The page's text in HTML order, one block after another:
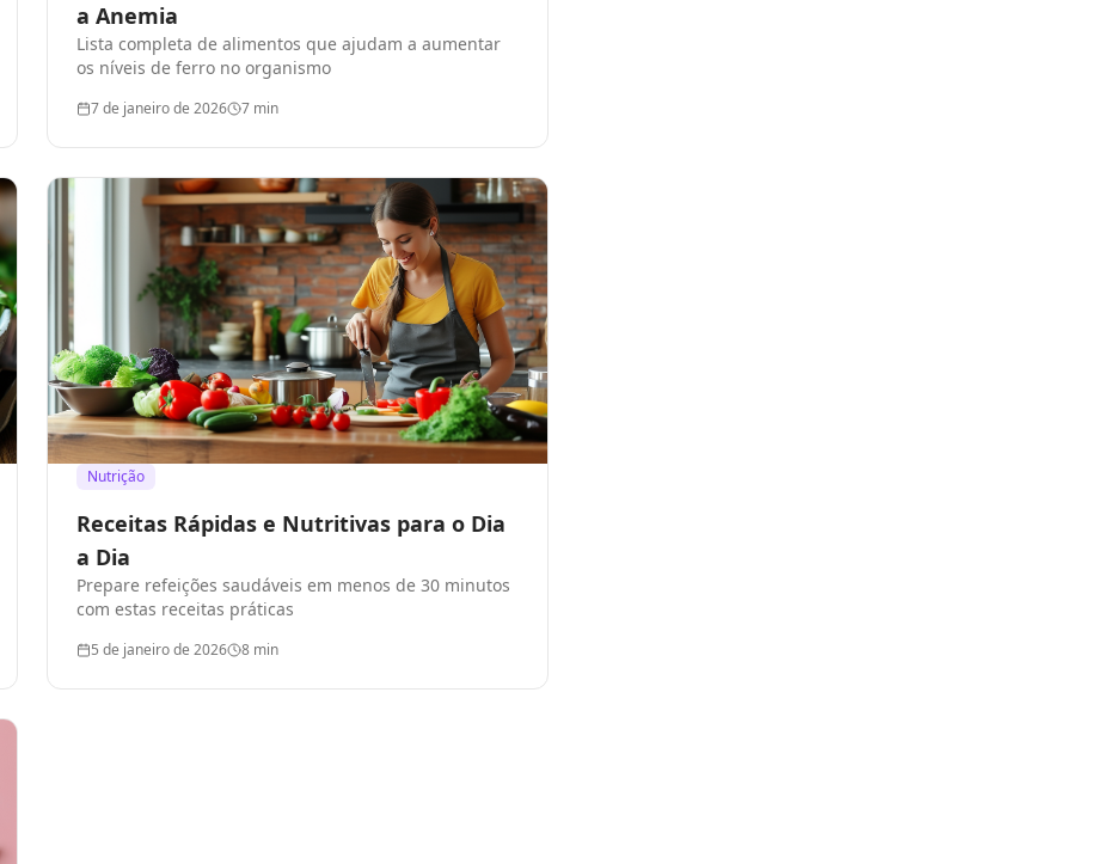
a Anemia
Lista completa de alimentos que ajudam a aumentar
os níveis de ferro no organismo
7 de janeiro de 2026 7 min
Nutrição
Receitas Rápidas e Nutritivas para o Dia
a Dia
Prepare refeições saudáveis em menos de 30 minutos
com estas receitas práticas
5 de janeiro de 2026 8 min